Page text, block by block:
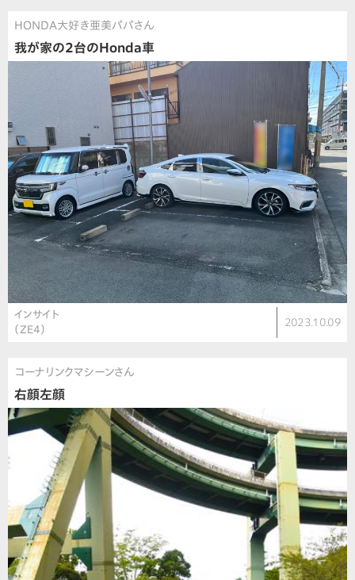
HONDA大好き亜美パパさん
我が家の2台のHonda車
インサイト
（ZE4）
2023.10.09
コーナリンクマシーンさん
右顔左顔